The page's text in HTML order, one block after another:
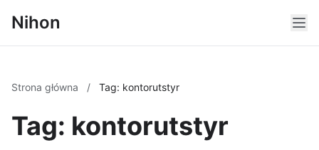
Nihon
Strona główna / Tag: kontorutstyr
Tag: kontorutstyr